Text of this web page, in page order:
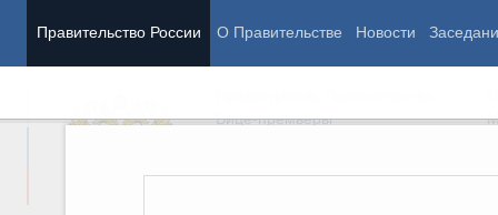
Правительство России О Правительстве Новости
Вице-премьеры